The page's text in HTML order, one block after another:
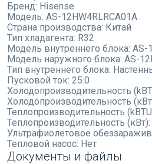
Бренд: Hisense
Модель: AS-12HW4RLRCA01A
Страна производства: Китай
Тип хладагента: R32
Модель внутреннего блока: AS-
Модель наружного блока: AS-
Тип внутреннего блока:
Пусковой ток: 25.0
Холодопроизводительность
Холодопроизводительность
Теплопроизводительность
Теплопроизводительность (кВт):
Ультрафиолетовое
Тепловой насос: Нет
Документы и файлы